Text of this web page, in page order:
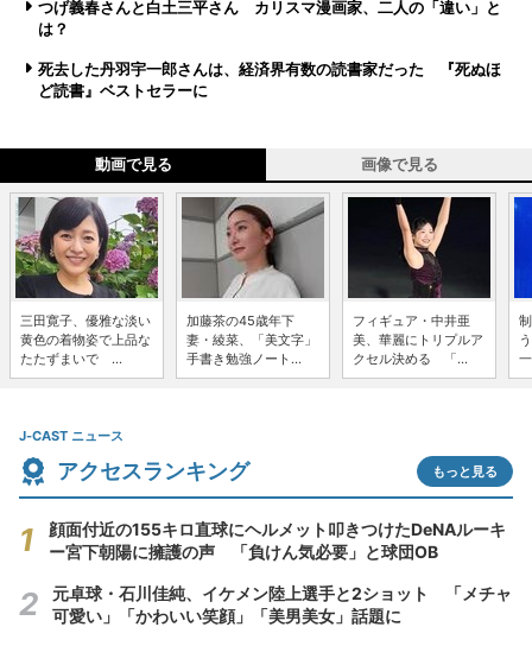
つげ義春さんと白土三平さん カリスマ漫画家、二人の「違い」と
は？
死去した丹羽宇一郎さんは、経済界有数の読書家だった 『死ぬほ
ど読書』ベストセラーに
動画で見る 画像で見る
三田寛子、優雅な淡い
黄色の着物姿で上品な
たたずまいで ...
加藤茶の45歳年下
妻・綾菜、「美文字」
手書き勉強ノート...
フィギュア・中井亜
美、華麗にトリプルア
クセル決める 「...
J-CAST ニュース
アクセスランキング もっと見る
顔面付近の155キロ直球にヘルメット叩きつけたDeNAルーキ
ー宮下朝陽に擁護の声 「負けん気必要」と球団OB
元卓球・石川佳純、イケメン陸上選手と2ショット 「メチャ
可愛い」「かわいい笑顔」「美男美女」話題に